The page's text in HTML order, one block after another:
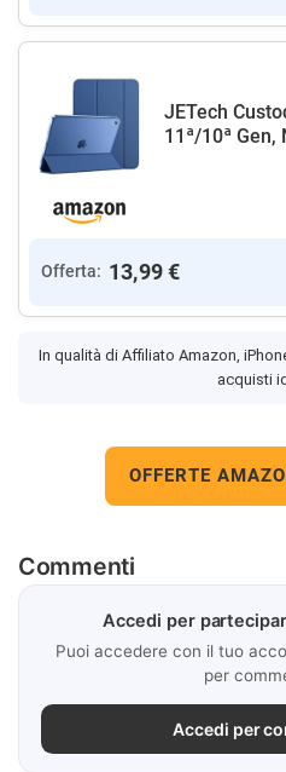
JETech
11ª/10ª Gen,
Offerta: 13,99 €
In qualità di Affiliato Amazon,
acquisti
OFFERTE
Commenti
Accedi per
Puoi accedere con il tuo
per
Accedi per